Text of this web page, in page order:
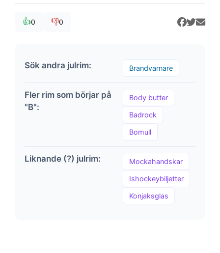
👍0 👎0
Sök andra julrim: Brandvarnare
Fler rim som börjar på
"B":
Body butter
Badrock
Bomull
Liknande (?) julrim: Mockahandskar
Ishockeybiljetter
Konjaksglas